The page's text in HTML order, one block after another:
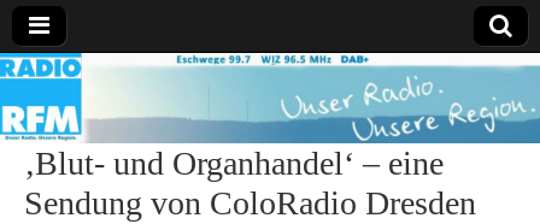
Radio
RFM
‚Blut- und Organhandel‘ – eine
Sendung von ColoRadio Dresden